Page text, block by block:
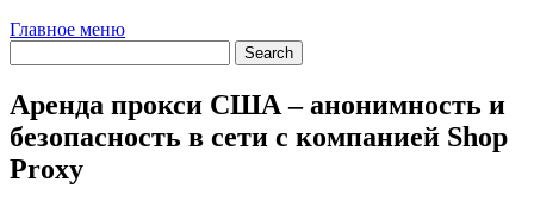
Главное меню
Аренда прокси США – анонимность и
безопасность в сети с компанией Shop
Proxy